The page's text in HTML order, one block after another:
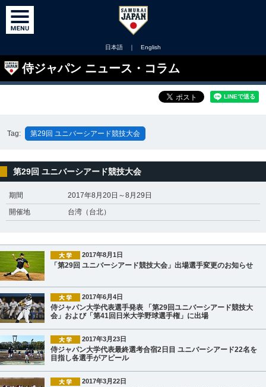
日本語 ｜ English
侍ジャパン ニュース・コラム
Tag: 第29回 ユニバーシアード競技大会
第29回 ユニバーシアード競技大会
期間
2017年8月20日～8月29日
開催地
台湾（台北）
2017年8月1日
「第29回 ユニバーシアード競技大会」出場選手変更のお知らせ
2017年6月4日
侍ジャパン大学代表選手発表 「第29回ユニバーシアード競技大
会」および「第41回日米大学野球選手権」に出場
2017年3月23日
侍ジャパン大学代表最終選考合宿2日目 ユニバーシアード22名を
目指し各選手がアピール
2017年3月22日